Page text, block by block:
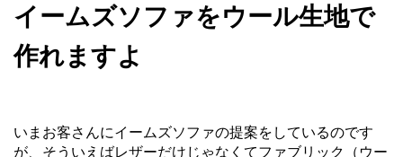
イームズソファをウール生地で
作れますよ
いまお客さんにイームズソファの提案をしているのです
が、そういえばレザーだけじゃなくてファブリック（ウー